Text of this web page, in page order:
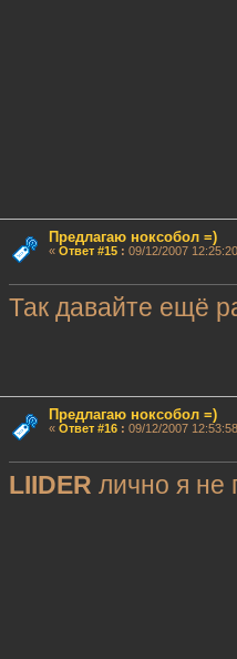
Предлагаю ноксобол =)
« Ответ #15: 09/12/2007
Так давайте ещё
Предлагаю ноксобол =)
« Ответ #16: 09/12/2007
LIIDER лично я не